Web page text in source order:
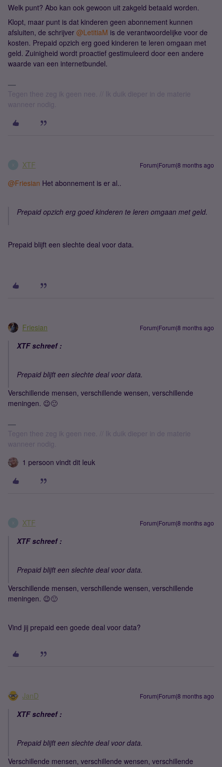
Welk punt? Abo kan ook gewoon uit zakgeld betaald worden.
Klopt, maar punt is dat kinderen geen abonnement kunnen
afsluiten, de schrijver ​ @LetitiaM is de verantwoordelijke voor de
kosten. Prepaid opzich erg goed kinderen te leren omgaan met
geld. Zuinigheid wordt proactief gestimuleerd door een andere
waarde van een internetbundel.
Tegen thee zeg ik geen nee. // Ik duik dieper in de materie
wanneer nodig.
XTF Forum|Forum|8 months ago
@Friesian Het abonnement is er al..
Prepaid opzich erg goed kinderen te leren omgaan met geld.
Prepaid blijft een slechte deal voor data.
Friesian Forum|Forum|8 months ago
XTF schreef :
Prepaid blijft een slechte deal voor data.
Verschillende mensen, verschillende wensen, verschillende
meningen. 😉🙂
Tegen thee zeg ik geen nee. // Ik duik dieper in de materie
wanneer nodig.
1 persoon vindt dit leuk
XTF Forum|Forum|8 months ago
XTF schreef :
Prepaid blijft een slechte deal voor data.
Verschillende mensen, verschillende wensen, verschillende
meningen. 😉🙂
Vind jij prepaid een goede deal voor data?
JanD Forum|Forum|8 months ago
XTF schreef :
Prepaid blijft een slechte deal voor data.
Verschillende mensen, verschillende wensen, verschillende